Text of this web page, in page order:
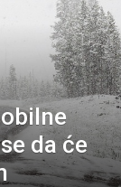
da će